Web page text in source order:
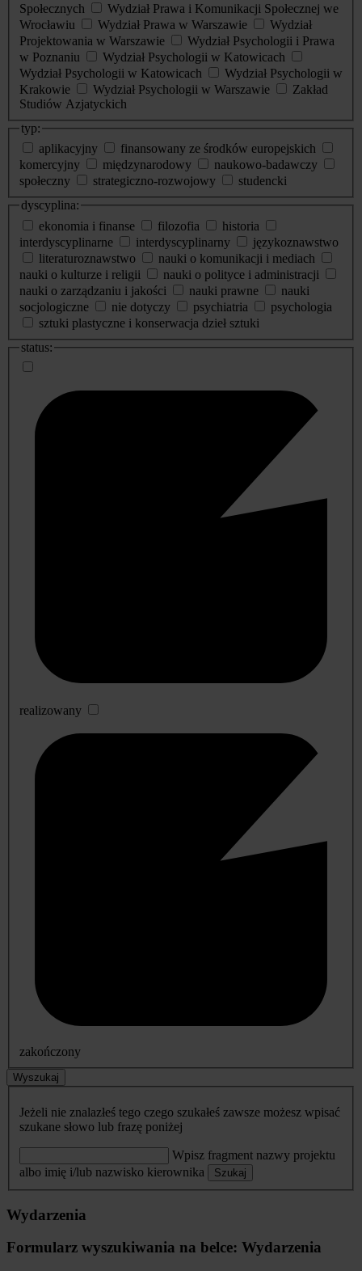
Społecznych
Wydział Prawa i Komunikacji Społecznej we
Wrocławiu
Wydział Prawa w Warszawie
Wydział
Projektowania w Warszawie
Wydział Psychologii i Prawa
w Poznaniu
Wydział Psychologii w Katowicach
Wydział Psychologii w Katowicach
Wydział Psychologii w
Krakowie
Wydział Psychologii w Warszawie
Zakład
Studiów Azjatyckich
typ:
aplikacyjny
finansowany ze środków europejskich
komercyjny
międzynarodowy
naukowo-badawczy
społeczny
strategiczno-rozwojowy
studencki
dyscyplina:
ekonomia i finanse
filozofia
historia
interdyscyplinarne
interdyscyplinarny
językoznawstwo
literaturoznawstwo
nauki o komunikacji i mediach
nauki o kulturze i religii
nauki o polityce i administracji
nauki o zarządzaniu i jakości
nauki prawne
nauki
socjologiczne
nie dotyczy psychiatria
psychologia
sztuki plastyczne i konserwacja dzieł sztuki
status:
realizowany
zakończony
Wyszukaj
Jeżeli nie znalazłeś tego czego szukałeś zawsze możesz wpisać
szukane słowo lub frazę poniżej
Wpisz fragment nazwy projektu
albo imię i/lub nazwisko kierownika
Szukaj
Wydarzenia
Formularz wyszukiwania na belce: Wydarzenia